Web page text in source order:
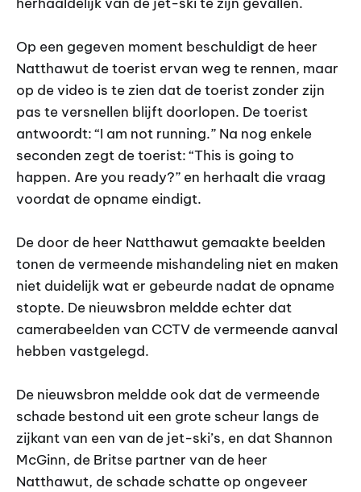
Op een gegeven moment beschuldigt de heer
Natthawut de toerist ervan weg te rennen, maar
op de video is te zien dat de toerist zonder zijn
pas te versnellen blijft doorlopen. De toerist
antwoordt: “I am not running.” Na nog enkele
seconden zegt de toerist: “This is going to
happen. Are you ready?” en herhaalt die vraag
voordat de opname eindigt.
De door de heer Natthawut gemaakte beelden
tonen de vermeende mishandeling niet en maken
niet duidelijk wat er gebeurde nadat de opname
stopte. De nieuwsbron meldde echter dat
camerabeelden van CCTV de vermeende aanval
hebben vastgelegd.
De nieuwsbron meldde ook dat de vermeende
schade bestond uit een grote scheur langs de
zijkant van een van de jet-ski’s, en dat Shannon
McGinn, de Britse partner van de heer
Natthawut, de schade schatte op ongeveer